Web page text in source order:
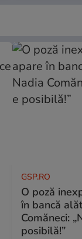
GSP.RO
O poză
în bancă
Comăneci:
posibilă!”